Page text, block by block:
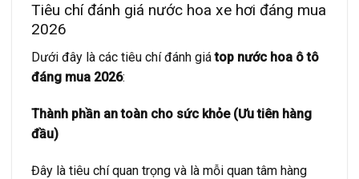
Tiêu chí đánh giá nước hoa xe hơi đáng mua
2026
Dưới đây là các tiêu chí đánh giátop nước hoa ô tô
đáng mua 2026:
Thành phần an toàn cho sức khỏe (Ưu tiên hàng
đầu)
Đây là tiêu chí quan trọng và là mỗi quan tâm hàng